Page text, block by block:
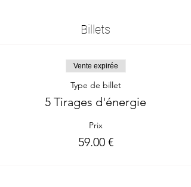
Billets
Vente expirée
Type de billet
5 Tirages d'énergie
Prix
59.00 €